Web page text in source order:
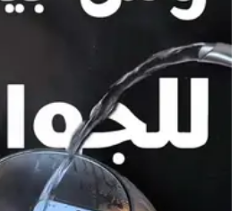
أي مكان.
اللعبة. يضيف طبقة إضافية من
ويتطلب منك البقاء في حالة تأهب
المناطق النشطة، وكن دائمًا على
البقاء على قيد الحياة.
الحرارة الشديدة (Intense Heat)